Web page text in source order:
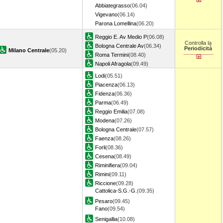
Abbiategrasso(06.04)
Vigevano(06.14)
Parona Lomellina(06.20)
Milano Centrale(05.20)
Reggio E. Av Medio P(06.08)
Bologna Centrale Av(06.34)
Roma Termini(08.40)
Napoli Afragola(09.49)
Controlla la
Periodicità
Lodi(05.51)
Piacenza(06.13)
Fidenza(06.36)
Parma(06.49)
Reggio Emilia(07.08)
Modena(07.26)
Bologna Centrale(07.57)
Faenza(08.26)
Forli(08.36)
Cesena(08.49)
Riminifiera(09.04)
Rimini(09.11)
Riccione(09.28)
Cattolica-S.G.-G. (09.35)
Pesaro(09.45)
Fano(09.54)
Senigallia(10.08)